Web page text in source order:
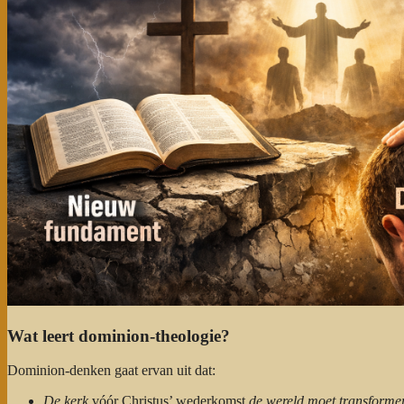
Wat leert dominion-theologie?
Dominion-denken gaat ervan uit dat: